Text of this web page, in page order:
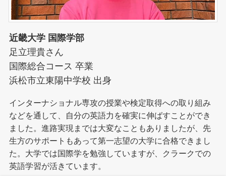
近畿大学 国際学部
足立理貴さん
国際総合コース 卒業
浜松市立東陽中学校 出身
インターナショナル専攻の授業や検定取得への取り組み
などを通して、自分の英語力を確実に伸ばすことができ
ました。進路実現までは大変なこともありましたが、先
生方のサポートもあって第一志望の大学に合格できまし
た。大学では国際学を勉強していますが、クラークでの
英語学習が活きています。